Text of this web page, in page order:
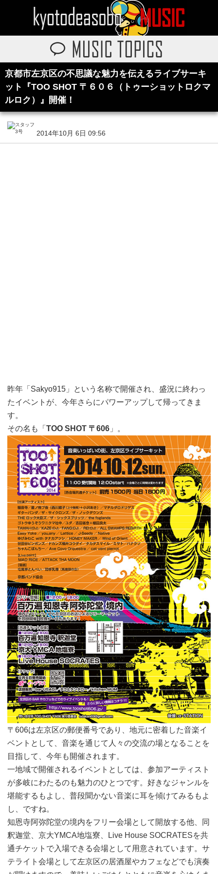
京都市左京区の不思議な魅力を伝えるライブサーキ
ット『TOO SHOT 〒６０６（トゥーショットロクマ
ルロク）』開催！
2014年10月 6日 09:56
昨年「Sakyo915」という名称で開催され、盛況に終わっ
たイベントが、今年さらにパワーアップして帰ってきま
す。
その名も「 TOO SHOT 〒606 」。
〒606は左京区の郵便番号であり、地元に密着した音楽イ
ベントとして、音楽を通じて人々の交流の場となることを
目指して、今年も開催されます。
一地域で開催されるイベントとしては、参加アーティスト
が多岐にわたるのも魅力のひとつです。好きなジャンルを
堪能するもよし、普段聞かない音楽に耳を傾けてみるもよ
し、ですね。
知恩寺阿弥陀堂の境内をフリー会場として開放する他、同
釈迦堂、京大YMCA地塩寮、Live House SOCRATESを共
通チケットで入場できる会場として用意されています。サ
テライト会場として左京区の居酒屋やカフェなどでも演奏